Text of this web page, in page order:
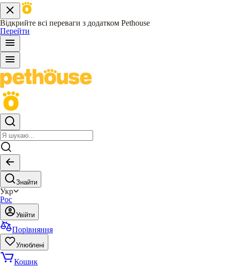
Відкрийте всі переваги з додатком Pethouse
Перейти
Знайти
Укр
Рос
Увійти
Порівняння
Улюблені
Кошик